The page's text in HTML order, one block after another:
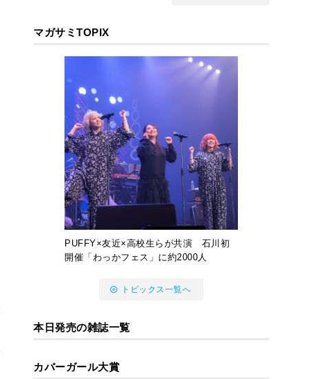
マガサミTOPIX
PUFFY×友近×高校生らが共演 石川初
開催「わっかフェス」に約2000人
トピックス一覧へ
本日発売の雑誌一覧
カバーガール大賞